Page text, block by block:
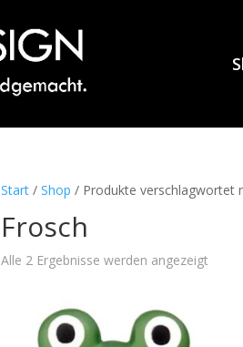
Start/ Shop / Produkte verschlagwortet
Frosch
Alle 2 Ergebnisse werden angezeigt